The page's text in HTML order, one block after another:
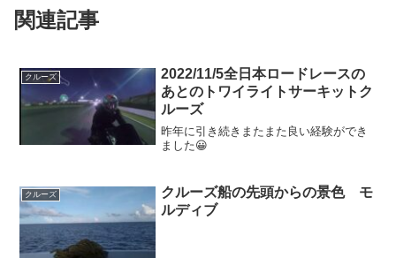
関連記事
クルーズ
2022/11/5全日本ロードレースの
あとのトワイライトサーキットク
ルーズ
昨年に引き続きまたまた良い経験ができ
ました😀
クルーズ
クルーズ船の先頭からの景色 モ
ルディブ